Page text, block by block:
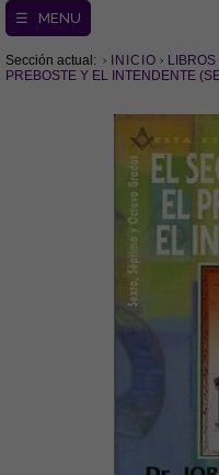
☰ MENU
Sección actual: INICIO
PREBOSTE Y EL INTENDENTE